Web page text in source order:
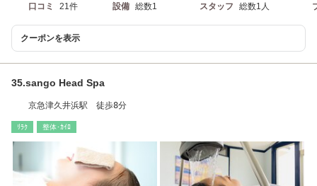
口コミ 21件 設備 総数1 スタッフ 総数1人
クーポンを表示
35.sango Head Spa
京急津久井浜駅 徒歩8分
ﾘﾗｸ 整体･ｶｲﾛ